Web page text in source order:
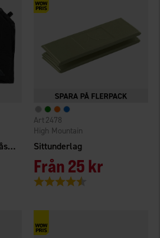
Sittunderlag självuppblåsande Sittunderlag
High Mountain
2478
Från25 kr
Betyg: